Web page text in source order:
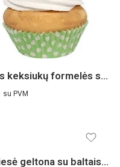
Žalios keksiukų formelės su vėliavėlėmis
su PVM
Staltiesė geltona su baltais taškiukais